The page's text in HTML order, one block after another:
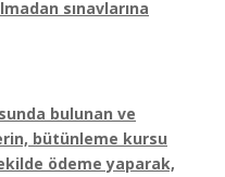
sınavlarına
bulunan ve
bütünleme kursu
ödeme yaparak,